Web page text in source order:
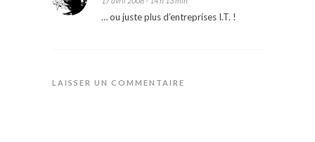
… ou juste plus d’entreprises I.T. !
LAISSER UN COMMENTAIRE